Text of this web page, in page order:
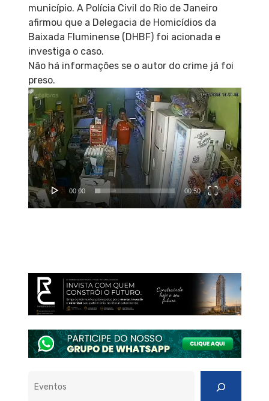
município. A Polícia Civil do Rio de Janeiro
afirmou que a Delegacia de Homicídios da
Baixada Fluminense (DHBF) foi acionada e
investiga o caso.
Não há informações se o autor do crime já foi
preso.
Tocador
de
vídeo
00:00 00:50